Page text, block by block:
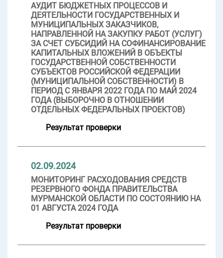
АУДИТ БЮДЖЕТНЫХ ПРОЦЕССОВ И
ДЕЯТЕЛЬНОСТИ ГОСУДАРСТВЕННЫХ И
МУНИЦИПАЛЬНЫХ ЗАКАЗЧИКОВ,
НАПРАВЛЕННОЙ НА ЗАКУПКУ РАБОТ (УСЛУГ)
ЗА СЧЕТ СУБСИДИЙ НА СОФИНАНСИРОВАНИЕ
КАПИТАЛЬНЫХ ВЛОЖЕНИЙ В ОБЪЕКТЫ
ГОСУДАРСТВЕННОЙ СОБСТВЕННОСТИ
СУБЪЕКТОВ РОССИЙСКОЙ ФЕДЕРАЦИИ
(МУНИЦИПАЛЬНОЙ СОБСТВЕННОСТИ) В
ПЕРИОД С ЯНВАРЯ 2022 ГОДА ПО МАЙ 2024
ГОДА (ВЫБОРОЧНО В ОТНОШЕНИИ
ОТДЕЛЬНЫХ ФЕДЕРАЛЬНЫХ ПРОЕКТОВ)
Результат проверки
02.09.2024
МОНИТОРИНГ РАСХОДОВАНИЯ СРЕДСТВ
РЕЗЕРВНОГО ФОНДА ПРАВИТЕЛЬСТВА
МУРМАНСКОЙ ОБЛАСТИ ПО СОСТОЯНИЮ НА
01 АВГУСТА 2024 ГОДА
Результат проверки